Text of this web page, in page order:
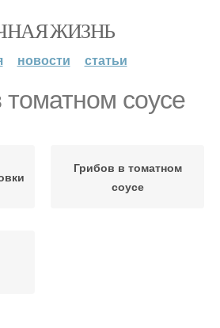
ЖИЗНЬ
новости статьи
томатном соусе
Грибов в томатном
соусе